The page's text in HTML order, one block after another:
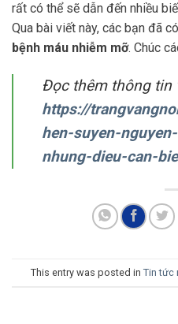
rất có thể sẽ dẫn đến nhiều
Qua bài viết này, các bạn đã
bệnh máu nhiễm mỡ. Chúc
Đọc thêm thông tin
https://
hen-suyen-
nhung-dieu-can-
This entry was posted in Tin tức